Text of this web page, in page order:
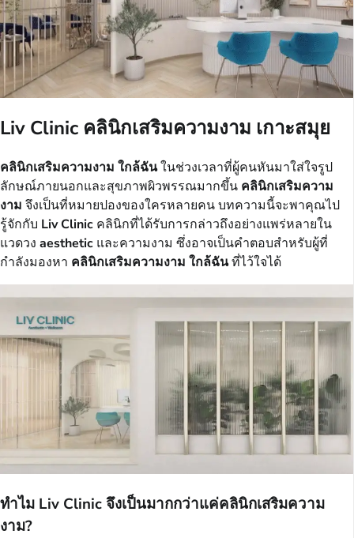
Liv Clinic คลินิกเสริมความงาม เกาะสมุย
คลินิกเสริมความงาม ใกล้ฉันในช่วงเวลาที่ผู้คนหันมาใส่ใจรูป
ลักษณ์ภายนอกและสุขภาพผิวพรรณมากขึ้น คลินิกเสริมความ
งาม จึงเป็นที่หมายปองของใครหลายคน บทความนี้จะพาคุณไป
รู้จักกับ Liv Clinic คลินิกที่ได้รับการกล่าวถึงอย่างแพร่หลายใน
แวดวง aesthetic และความงาม ซึ่งอาจเป็นคำตอบสำหรับผู้ที่
กำลังมองหา คลินิกเสริมความงาม ใกล้ฉันที่ไว้ใจได้
ทำไม Liv Clinic จึงเป็นมากกว่าแค่คลินิกเสริมความ
งาม?